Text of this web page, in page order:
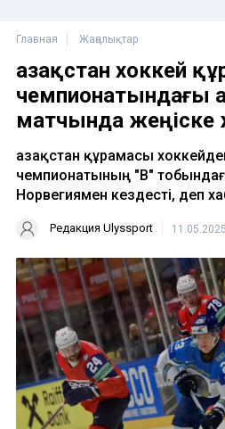
Главная Жаңалықтар
Қазақстан хоккей
чемпионатындағы
матчында жеңіске
Қазақстан құрамасы
чемпионатының "B"
Норвегиямен кездесті, деп
Редакция Ulyssport